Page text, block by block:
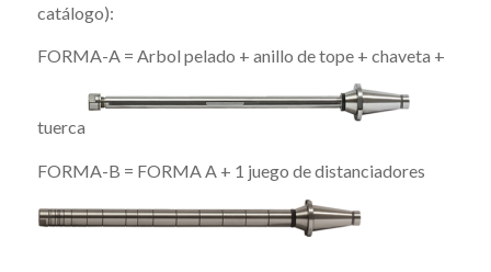
catálogo):
FORMA-A = Arbol pelado + anillo de tope + chaveta +
tuerca
FORMA-B = FORMA A + 1 juego de distanciadores